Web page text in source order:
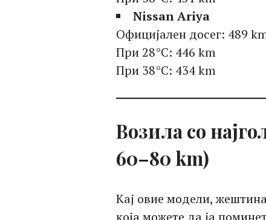
Nissan Ariya
Официјален досег: 489
При 28°C: 446 km
При 38°C: 434 km
Возила со
60–80 km)
Кај овие модели,